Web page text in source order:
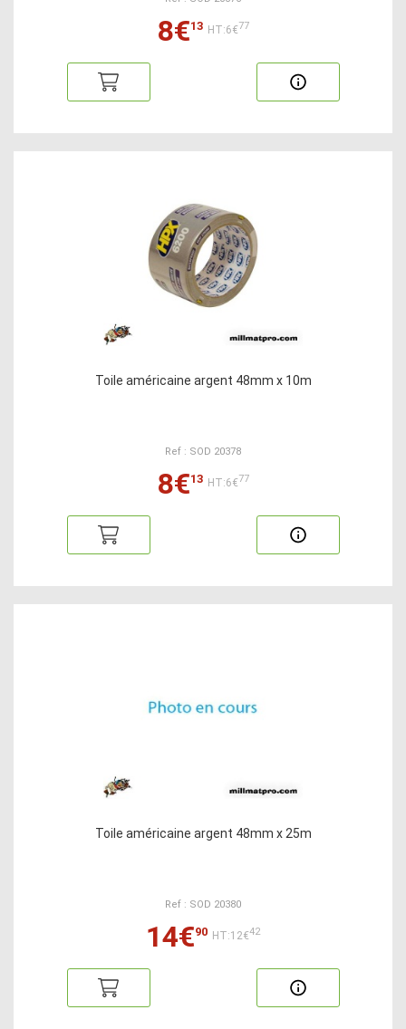
8€13 HT:6€77
Toile américaine argent 48mm x 10m
Ref : SOD 20378
8€13 HT:6€77
Toile américaine argent 48mm x 25m
Ref : SOD 20380
14€90 HT:12€42